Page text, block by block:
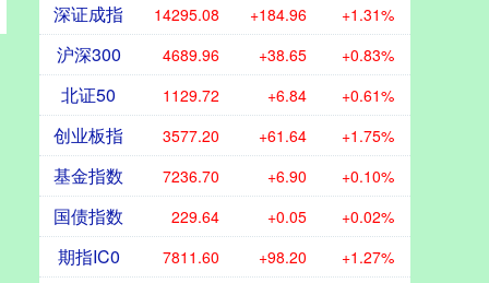
深证成指 14295.08 +184.96 +1.31%
沪深300 4689.96 +38.65 +0.83%
北证50 1129.72 +6.84 +0.61%
创业板指 3577.20 +61.64 +1.75%
基金指数 7236.70 +6.90 +0.10%
国债指数 229.64 +0.05 +0.02%
期指IC0 7811.60 +98.20 +1.27%